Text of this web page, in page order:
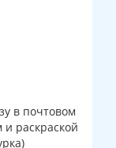
в почтовом
и раскраской